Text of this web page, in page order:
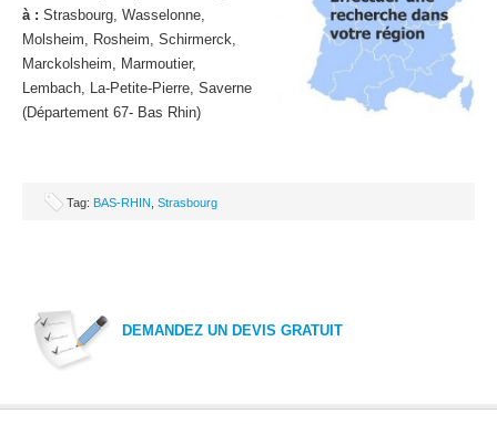
à : Strasbourg, Wasselonne,
Molsheim, Rosheim, Schirmerck,
Marckolsheim, Marmoutier,
Lembach, La-Petite-Pierre, Saverne
(Département 67- Bas Rhin)
Tag: BAS-RHIN Strasbourg
DEMANDEZ UN DEVIS GRATUIT